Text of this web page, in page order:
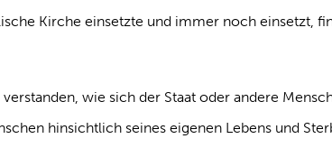
Kirche einsetzte und immer noch einsetzt,
verstanden, wie sich der Staat oder andere
hinsichtlich seines eigenen Lebens und